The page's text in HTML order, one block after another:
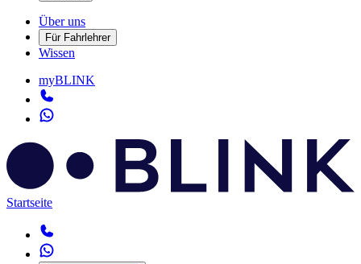
Über uns
Für Fahrlehrer
Wissen
myBLINK
Startseite